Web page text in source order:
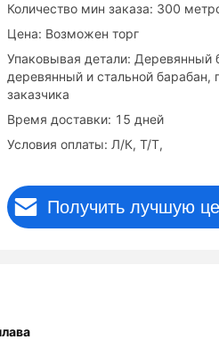
Количество мин заказа: 300
Цена: Возможен торг
Упаковывая детали: Деревянный
деревянный и стальной барабан,
заказчика
Время доставки: 15 дней
Условия оплаты: Л/К, Т/Т,
Получить лучшую